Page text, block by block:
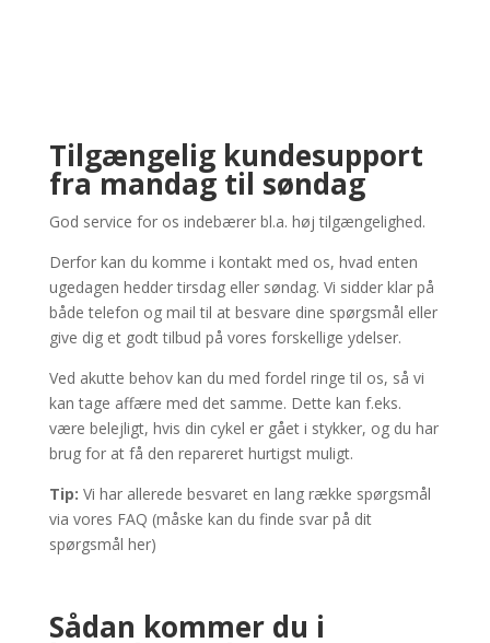
Tilgængelig kundesupport
fra mandag til søndag
God service for os indebærer bl.a. høj tilgængelighed.
Derfor kan du komme i kontakt med os, hvad enten
ugedagen hedder tirsdag eller søndag. Vi sidder klar på
både telefon og mail til at besvare dine spørgsmål eller
give dig et godt tilbud på vores forskellige ydelser.
Ved akutte behov kan du med fordel ringe til os, så vi
kan tage affære med det samme. Dette kan f.eks.
være belejligt, hvis din cykel er gået i stykker, og du har
brug for at få den repareret hurtigst muligt.
Tip: Vi har allerede besvaret en lang række spørgsmål
via vores FAQ (måske kan du finde svar på dit
spørgsmål her)
Sådan kommer du i